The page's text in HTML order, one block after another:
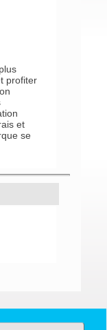
profiter
et
se